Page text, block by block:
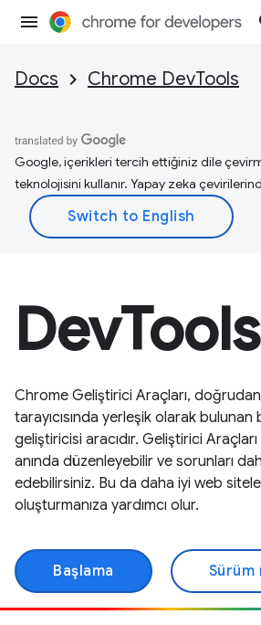
Docs Chrome DevTools
Google, içerikleri tercih ettiğiniz dile
teknolojisini kullanır. Yapay zeka
DevTools
Chrome Geliştirici Araçları,
tarayıcısında yerleşik olarak bulunan
geliştiricisi aracıdır. Geliştirici
anında düzenleyebilir ve sorunları
edebilirsiniz. Bu da daha iyi web
oluşturmanıza yardımcı olur.
Başlama Sürüm